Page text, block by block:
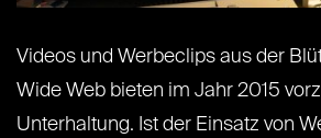
Videos und Werbeclips aus der
Wide Web bieten im Jahr 2015
Unterhaltung. Ist der Einsatz von